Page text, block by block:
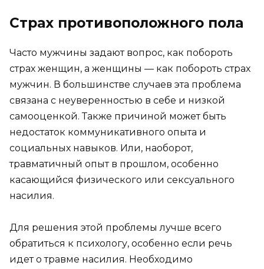
Страх противоположного пола
Часто мужчины задают вопрос, как побороть
страх женщин, а женщины — как побороть страх
мужчин. В большинстве случаев эта проблема
связана с неуверенностью в себе и низкой
самооценкой. Также причиной может быть
недостаток коммуникативного опыта и
социальных навыков. Или, наоборот,
травматичный опыт в прошлом, особенно
касающийся физического или сексуального
насилия.
Для решения этой проблемы лучше всего
обратиться к психологу, особенно если речь
идет о травме насилия. Необходимо